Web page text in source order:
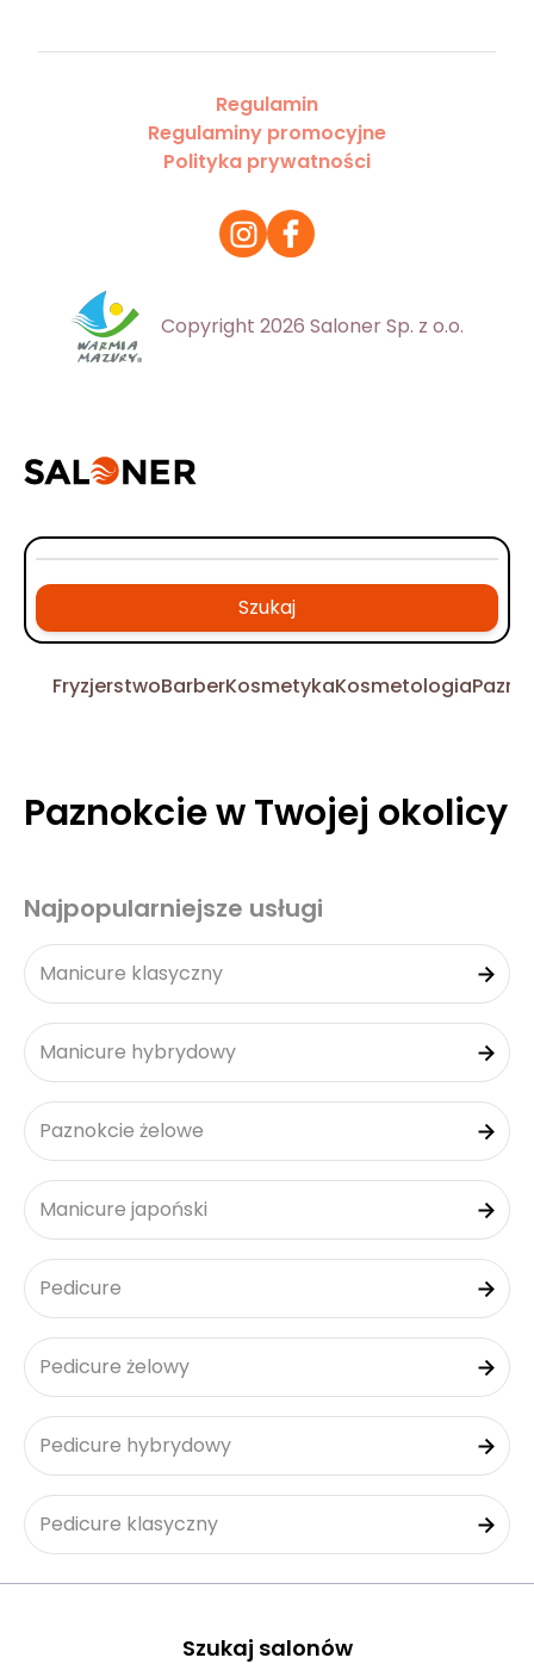
Regulamin
Regulaminy promocyjne
Polityka prywatności
Copyright 2026 Saloner Sp. z o.o.
Szukaj
FryzjerstwoBarberKosmetykaKosmetologia
Paznokcie w Twojej okolicy
Najpopularniejsze usługi
Manicure klasyczny
Manicure hybrydowy
Paznokcie żelowe
Manicure japoński
Pedicure
Pedicure żelowy
Pedicure hybrydowy
Pedicure klasyczny
Szukaj salonów